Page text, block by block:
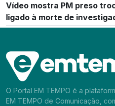
Vídeo mostra PM preso
ligado à morte de
O Portal EM TEMPO é a
EM TEMPO de Comunicação,